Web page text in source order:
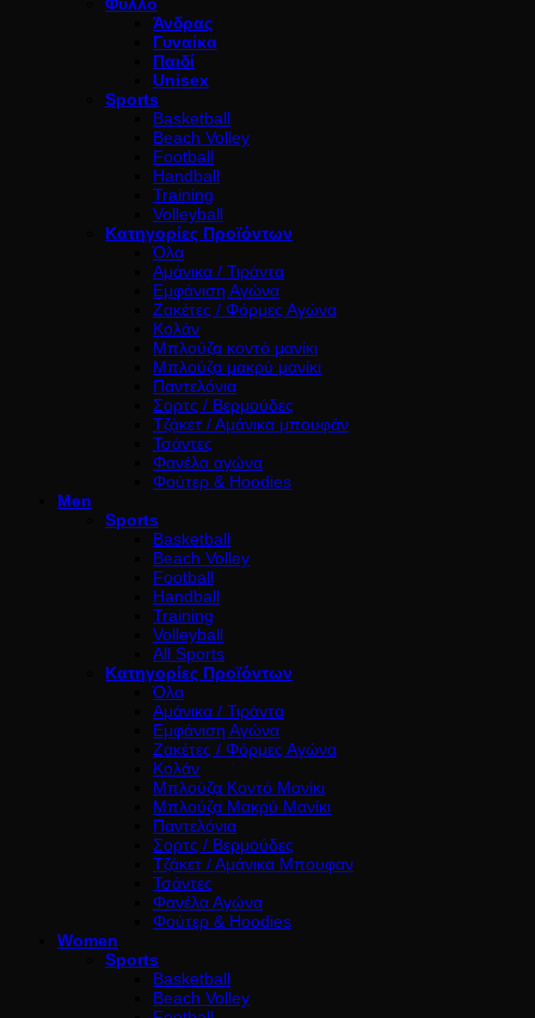
Φύλλο
Άνδρας
Γυναίκα
Παιδί
Unisex
Sports
Basketball
Beach Volley
Football
Handball
Training
Volleyball
Κατηγορίες Προϊόντων
Όλα
Αμάνικα / Τιράντα
Εμφάνιση Αγώνα
Ζακέτες / Φόρμες Αγώνα
Κολάν
Μπλούζα κοντό μανίκι
Μπλούζα μακρύ μανίκι
Παντελόνια
Σορτς / Βερμούδες
Τζάκετ / Αμάνικα μπουφάν
Τσάντες
Φανέλα αγώνα
Φούτερ & Hoodies
Men
Sports
Basketball
Beach Volley
Football
Handball
Training
Volleyball
All Sports
Κατηγορίες Προϊόντων
Όλα
Αμάνικα / Τιράντα
Εμφάνιση Αγώνα
Ζακέτες / Φόρμες Αγώνα
Κολάν
Μπλούζα Κοντό Μανίκι
Μπλούζα Μακρύ Μανίκι
Παντελόνια
Σορτς / Βερμούδες
Τζάκετ / Αμάνικα Μπουφαν
Τσάντες
Φανέλα Αγώνα
Φούτερ & Hoodies
Women
Sports
Basketball
Beach Volley